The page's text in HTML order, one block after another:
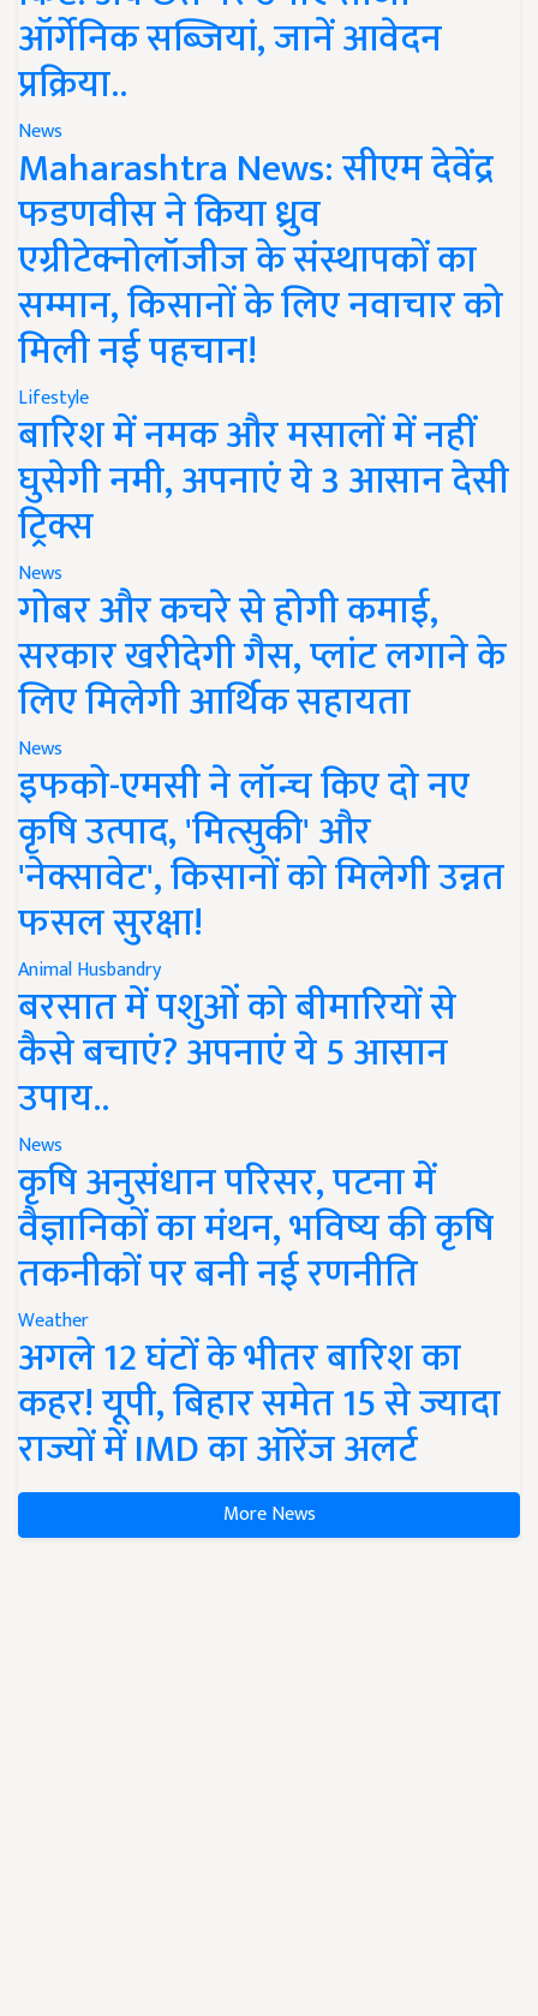
ऑर्गेनिक सब्जियां, जानें आवेदन
प्रक्रिया..
News
Maharashtra News: सीएम देवेंद्र
फडणवीस ने किया ध्रुव
एग्रीटेक्नोलॉजीज के संस्थापकों का
सम्मान, किसानों के लिए नवाचार को
मिली नई पहचान!
Lifestyle
बारिश में नमक और मसालों में नहीं
घुसेगी नमी, अपनाएं ये 3 आसान देसी
ट्रिक्स
News
गोबर और कचरे से होगी कमाई,
सरकार खरीदेगी गैस, प्लांट लगाने के
लिए मिलेगी आर्थिक सहायता
News
इफको-एमसी ने लॉन्च किए दो नए
कृषि उत्पाद, 'मित्सुकी' और
'नेक्सावेट', किसानों को मिलेगी उन्नत
फसल सुरक्षा!
Animal Husbandry
बरसात में पशुओं को बीमारियों से
कैसे बचाएं? अपनाएं ये 5 आसान
उपाय..
News
कृषि अनुसंधान परिसर, पटना में
वैज्ञानिकों का मंथन, भविष्य की कृषि
तकनीकों पर बनी नई रणनीति
Weather
अगले 12 घंटों के भीतर बारिश का
कहर! यूपी, बिहार समेत 15 से ज्यादा
राज्यों में IMD का ऑरेंज अलर्ट
More News